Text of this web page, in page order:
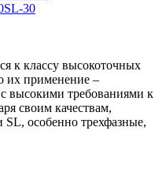
30
к класcу высокоточных
их применение –
высокими требованиями к
своим качествам,
SL, особенно трехфазные,